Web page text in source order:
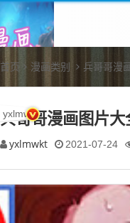
首页 漫画类别 兵哥哥漫
兵哥哥漫画图片大
yxlmwkt 2021-07-24